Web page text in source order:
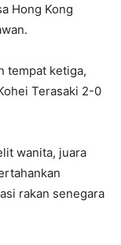
Hong Kong
tempat ketiga,
Terasaki 2-0
wanita, juara
rakan senegara